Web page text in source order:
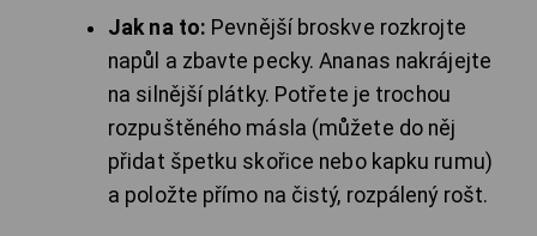
Jak na to: Pevnější broskve rozkrojte
napůl a zbavte pecky. Ananas nakrájejte
na silnější plátky. Potřete je trochou
rozpuštěného másla (můžete do něj
přidat špetku skořice nebo kapku rumu)
a položte přímo na čistý, rozpálený rošt.